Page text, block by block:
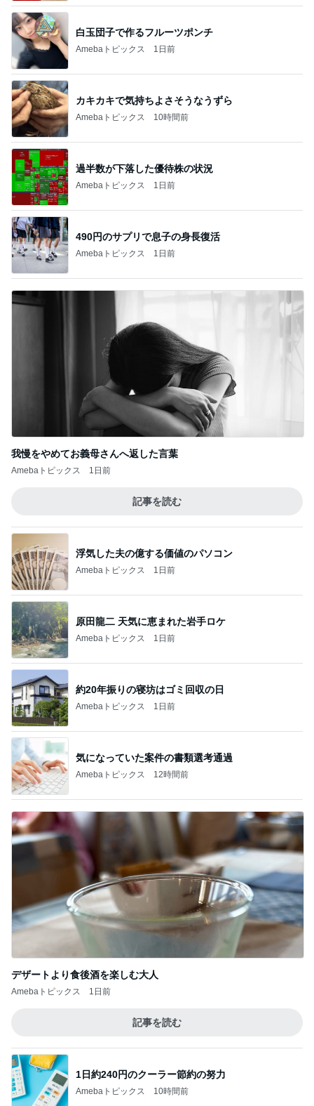
白玉団子で作るフルーツポンチ
Amebaトピックス 1日前
カキカキで気持ちよさそうなうずら
Amebaトピックス 10時間前
過半数が下落した優待株の状況
Amebaトピックス 1日前
490円のサプリで息子の身長復活
Amebaトピックス 1日前
我慢をやめてお義母さんへ返した言葉
Amebaトピックス 1日前
記事を読む
浮気した夫の億する価値のパソコン
Amebaトピックス 1日前
原田龍二 天気に恵まれた岩手ロケ
Amebaトピックス 1日前
約20年振りの寝坊はゴミ回収の日
Amebaトピックス 1日前
気になっていた案件の書類選考通過
Amebaトピックス 12時間前
デザートより食後酒を楽しむ大人
Amebaトピックス 1日前
記事を読む
1日約240円のクーラー節約の努力
Amebaトピックス 10時間前